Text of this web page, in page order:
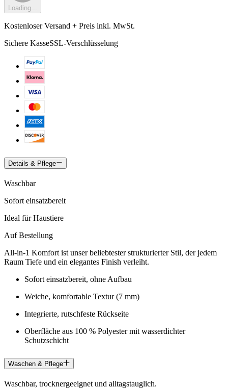
Loading...
Kostenloser Versand + Preis inkl. MwSt.
Sichere KasseSSL-Verschlüsselung
Details & Pflege
Waschbar
Sofort einsatzbereit
Ideal für Haustiere
Auf Bestellung
All-in-1 Komfort ist unser beliebtester strukturierter Stil, der jedem
Raum Tiefe und ein elegantes Finish verleiht.
Sofort einsatzbereit, ohne Aufbau
Weiche, komfortable Textur (7 mm)
Integrierte, rutschfeste Rückseite
Oberfläche aus 100 % Polyester mit wasserdichter
Schutzschicht
Waschen & Pflege
Waschbar, trocknergeeignet und alltagstauglich.